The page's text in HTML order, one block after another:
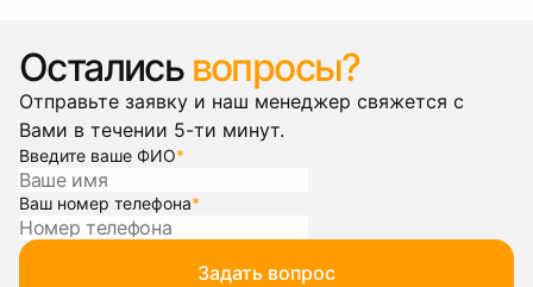
Остались вопросы?
Отправьте заявку и наш менеджер свяжется с
Вами в течении 5-ти минут.
Введите ваше ФИО*
Ваш номер телефона*
Задать вопрос